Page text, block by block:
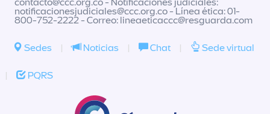
contacto@ccc.org.co- Notificaciones judiciales:
notificacionesjudiciales@ccc.org.co- Línea ética: 01-
800-752-2222 - Correo: lineaeticaccc@resguarda.com
Sedes | Noticias | Chat | Sede virtual
| PQRS